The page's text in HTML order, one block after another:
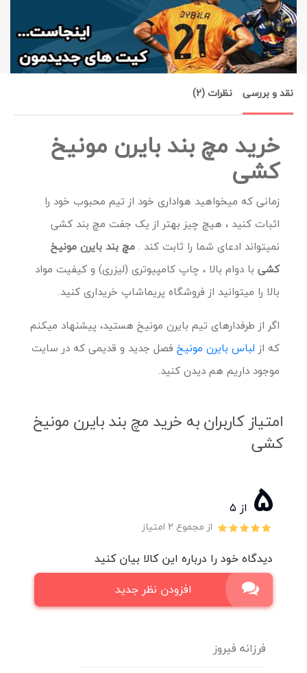
نقد و بررسی نظرات (2)
خرید مچ بند بایرن مونیخ
کشی
زمانی که میخواهید هواداری خود از تیم محبوب خود را
اثبات کنید ، هیچ چیز بهتر از یک جفت مچ بند کشی
نمیتواند ادعای شما را ثابت کند . مچ بند بایرن مونیخ
کشی با دوام بالا ، چاپ کامپیوتری (لیزری) و کیفیت مواد
بالا را میتوانید از فروشگاه پریماشاپ خریداری کنید.
اگر از طرفدارهای تیم بایرن مونیخ هستید، پیشنهاد میکنم
که از لباس بایرن مونیخ فصل جدید و قدیمی که در سایت
موجود داریم هم دیدن کنید.
امتیاز کاربران به خرید مچ بند بایرن مونیخ
کشی
5 از ۵
از مجموع 2 امتیاز
دیدگاه خود را درباره این کالا بیان کنید
افزودن نظر جدید
فرزانه فیروز